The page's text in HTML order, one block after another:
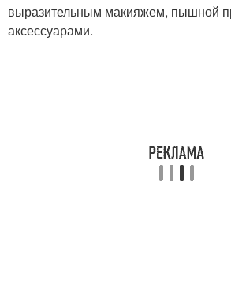
выразительным макияжем, пышной
аксессуарами.